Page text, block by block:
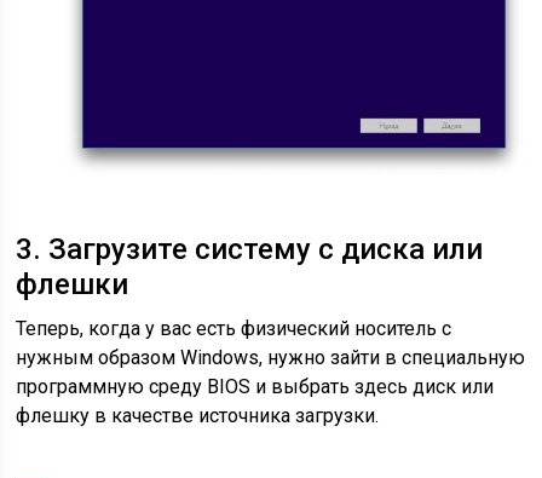
3. Загрузите систему с диска или
флешки
Теперь, когда у вас есть физический носитель с
нужным образом Windows, нужно зайти в специальную
программную среду BIOS и выбрать здесь диск или
флешку в качестве источника загрузки.